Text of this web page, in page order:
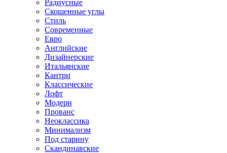
Радиусные
Скошенные углы
Стиль
Современные
Евро
Английские
Дизайнерские
Итальянские
Кантри
Классические
Лофт
Модерн
Прованс
Неоклассика
Минимализм
Под старину
Скандинавские